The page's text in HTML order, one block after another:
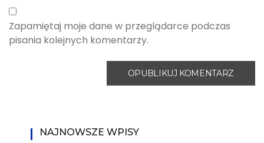
Zapamiętaj moje dane w przeglądarce podczas
pisania kolejnych komentarzy.
NAJNOWSZE WPISY